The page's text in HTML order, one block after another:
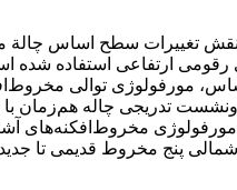
تغییرات سطح اساس چالة
رقومی ارتفاعی استفاده
مورفولوژی توالی
تدریجی چاله هم‌زمان
مورفولوژی